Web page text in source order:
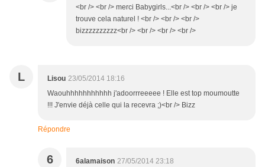
<br /> <br /> merci Babygirls...<br /> <br /> <br /> je
trouve cela naturel ! <br /> <br /> <br />
bizzzzzzzzzz<br /> <br /> <br /> <br />
L Lisou 23/05/2014 18:16
Waouhhhhhhhhhhh j'adoorrreeeee ! Elle est top moumoutte
!!! J'envie déjà celle qui la recevra ;)<br /> Bizz
Répondre
6 6alamaison 27/05/2014 23:18